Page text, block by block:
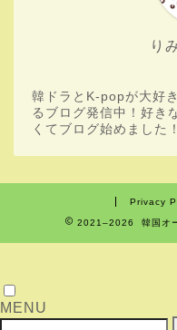
り
韓ドラとK-popが大好
るブログ発信中！好き
くてブログ始めました！
Privacy
2021–2026 韓国オ
MENU